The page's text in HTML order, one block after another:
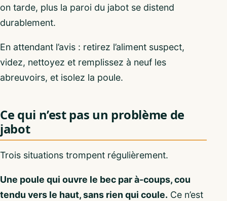
on tarde, plus la paroi du jabot se distend
durablement.
En attendant l’avis : retirez l’aliment suspect,
videz, nettoyez et remplissez à neuf les
abreuvoirs, et isolez la poule.
Ce qui n’est pas un problème de
jabot
Trois situations trompent régulièrement.
Une poule qui ouvre le bec par à-coups, cou
tendu vers le haut, sans rien qui coule. Ce n’est